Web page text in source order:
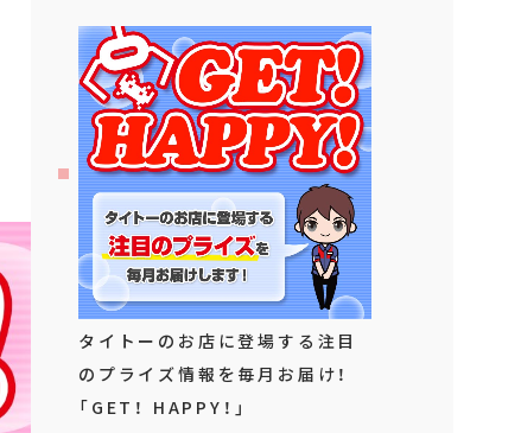
タイトーのお店に登場する注目
のプライズ情報を毎月お届け！
「GET！ HAPPY！」